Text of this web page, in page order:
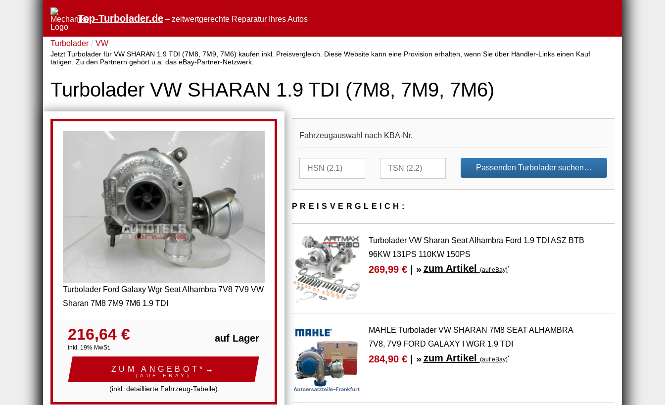
Top-Turbolader.de – zeitwertgerechte Reparatur Ihres Autos
Turbolader VW
Jetzt Turbolader für VW SHARAN 1.9 TDI (7M8, 7M9, 7M6) kaufen inkl. Preisvergleich. Diese Website kann eine Provision erhalten, wenn Sie über Händler-Links einen Kauf
tätigen. Zu den Partnern gehört u.a. das eBay-Partner-Netzwerk.
Turbolader VW SHARAN 1.9 TDI (7M8, 7M9, 7M6)
Turbolader Ford Galaxy Wgr Seat Alhambra 7V8 7V9 VW
Sharan 7M8 7M9 7M6 1.9 TDI
216,64 €
inkl. 19% MwSt.
auf Lager
ZUM ANGEBOT*→
(AUF EBAY)
(inkl. detaillierte Fahrzeug-Tabelle)
Fahrzeugauswahl nach KBA-Nr.
Passenden Turbolader suchen…
PREIS­VER­GLEICH:
Turbolader VW Sharan Seat Alhambra Ford 1.9 TDI ASZ BTB
96KW 131PS 110KW 150PS
269,99 €| » zum Artikel (auf eBay)*
MAHLE Turbolader VW SHARAN 7M8 SEAT ALHAMBRA
7V8, 7V9 FORD GALAXY I WGR 1.9 TDI
284,90 €| » zum Artikel (auf eBay)*